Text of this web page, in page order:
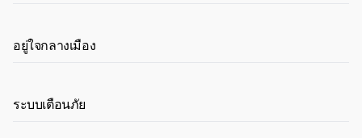
อยู่ใจกลางเมือง
ระบบเตือนภัย